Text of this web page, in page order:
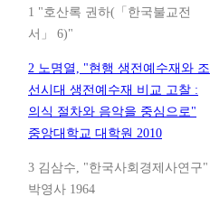
1 "호산록 권하(「한국불교전
서」 6)"
2 노명열, "현행 생전예수재와 조
선시대 생전예수재 비교 고찰 :
의식 절차와 음악을 중심으로"
중앙대학교 대학원 2010
3 김삼수, "한국사회경제사연구"
박영사 1964